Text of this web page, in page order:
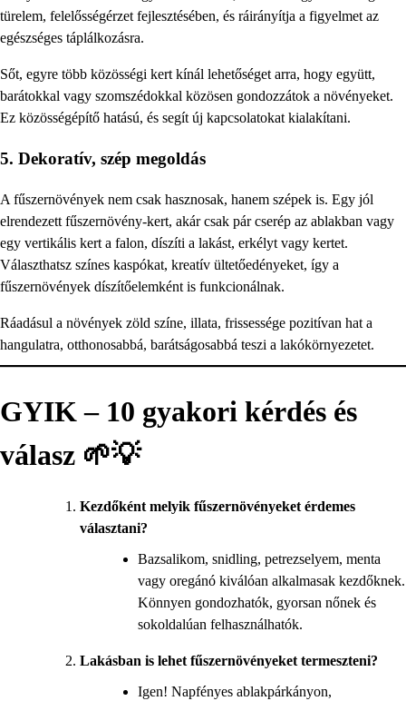
türelem, felelősségérzet fejlesztésében, és ráirányítja a figyelmet az
egészséges táplálkozásra.
Sőt, egyre több közösségi kert kínál lehetőséget arra, hogy együtt,
barátokkal vagy szomszédokkal közösen gondozzátok a növényeket.
Ez közösségépítő hatású, és segít új kapcsolatokat kialakítani.
5. Dekoratív, szép megoldás
A fűszernövények nem csak hasznosak, hanem szépek is. Egy jól
elrendezett fűszernövény-kert, akár csak pár cserép az ablakban vagy
egy vertikális kert a falon, díszíti a lakást, erkélyt vagy kertet.
Választhatsz színes kaspókat, kreatív ültetőedényeket, így a
fűszernövények díszítőelemként is funkcionálnak.
Ráadásul a növények zöld színe, illata, frissessége pozitívan hat a
hangulatra, otthonosabbá, barátságosabbá teszi a lakókörnyezetet.
GYIK – 10 gyakori kérdés és
válasz 🌱💡
Kezdőként melyik fűszernövényeket érdemes
választani?
Bazsalikom, snidling, petrezselyem, menta
vagy oregánó kiválóan alkalmasak kezdőknek.
Könnyen gondozhatók, gyorsan nőnek és
sokoldalúan felhasználhatók.
Lakásban is lehet fűszernövényeket termeszteni?
Igen! Napfényes ablakpárkányon,